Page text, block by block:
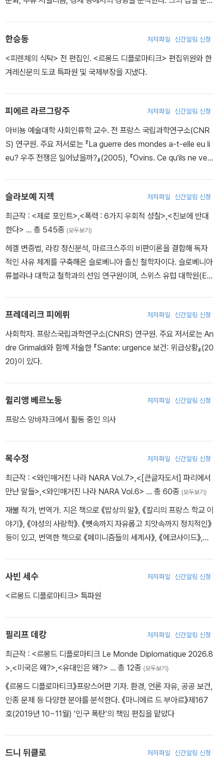
론을 만들어냈다.
- 피에르 라르그랑주
story of Anti-Populism』(Metropolitain Books, New York, 2
020), 『Listen, Liberal』(2016), 『The Wrecking Crew: How C
onservatives Rule』(2008) 등이 있다.
한승동 저자파일 신간알림 신청
<피렌체의 식탁> 전 편집인. <르몽드 디플로마티크> 편집위원와 한
겨레신문의 도쿄 특파원 및 국제부장을 지냈다.
피에르 라르그랑주 저자파일 신간알림 신청
아비뇽 예술대학 사회인류학 교수. 전 프랑스 국립과학연구소(CNR
S) 연구원. 주요 저서로는 『La guerre des mondes a-t-elle eu li
eu? 우주 전쟁은 일어났을까?』(2005), 『Ovins. Ce qu'ils ne veul
슬라보예 지젝 저자파일 신간알림 신청
최근작 : <제로 포인트> <폭력 : 6가지 우회적 성찰> <진보에 반대
한다> … 총 545종 (모두보기)
헤겔 변증법, 라캉 정신분석, 마르크스주의 비판이론을 결합해 독자
적인 사유 체계를 구축해온 슬로베니아 출신 철학자이다. 슬로베니아
류블라냐 대학교 철학과의 선임 연구원이며, 스위스 유럽 대학원(Eur
보유하고 있다. 주요 저서로 『진보에 반대한다』, 『잉여 향유』, 『멈춰
라, 생각하라』, 『이데올로기의 숭고한 대상』 등이 있다.
프레데리크 피에뤼 저자파일 신간알림 신청
사회학자. 프랑스국립과학연구소(CNRS) 연구원. 주요 저서로는 An
dre Grimaldi와 함께 저술한 『Sante: urgence 보건: 위급상황』(20
20)이 있다.
쥘리앵 베르노동 저자파일 신간알림 신청
프랑스 앙바자크에서 활동 중인 의사
목수정 저자파일 신간알림 신청
최근작 : <와인매거진 나라 NARA Vol.7> <[큰글자도서] 파리에서
만난 말들> <와인매거진 나라 NARA Vol.6> … 총 60종 (모두보기)
재불 작가, 번역가. 지은 책으로 《밥상의 말》, 《칼리의 프랑스 학교 이
야기》, 《야성의 사랑학》. 《뼛속까지 자유롭고 치맛속까지 정치적인》
등이 있고, 번역한 책으로 《페미니즘들의 세계사》, 《에코사이드》,
사빈 세수 저자파일 신간알림 신청
<르몽드 디플로마티크> 특파원
필리프 데캉 저자파일 신간알림 신청
최근작 : <르몽드 디플로마티크 Le Monde Diplomatique 2026.8
> <미국은 왜?> <유대인은 왜?> … 총 12종 (모두보기)
《르몽드 디플로마티크》프랑스어판 기자. 환경, 언론 자유, 공공 보건,
인종 문제 등 다양한 분야를 분석한다. 《마니에르 드 부아르》제167
호(2019년 10~11월) ‘인구 폭탄’의 책임 편집을 맡았다
드니 뒤클로 저자파일 신간알림 신청